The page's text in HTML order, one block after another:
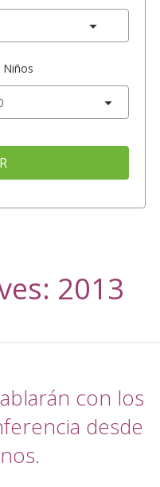
Niños
2013
con los
desde